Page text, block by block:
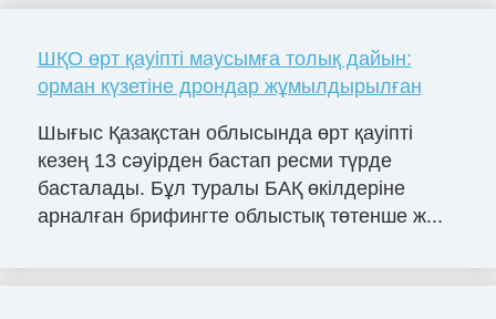
ШҚО өрт қауіпті маусымға толық дайын:
орман күзетіне дрондар жұмылдырылған
Шығыс Қазақстан облысында өрт қауіпті
кезең 13 сәуірден бастап ресми түрде
басталады. Бұл туралы БАҚ өкілдеріне
арналған брифингте облыстық төтенше ж...